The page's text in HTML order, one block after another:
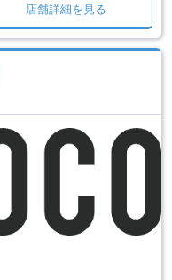
店舗詳細を見る